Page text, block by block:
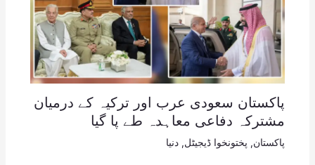
پاکستان سعودی عرب اور ترکیہ کے درمیان
مشترکہ دفاعی معاہدہ طے پا گیا
پاکستان پختونخوا ڈیجیٹل دنیا